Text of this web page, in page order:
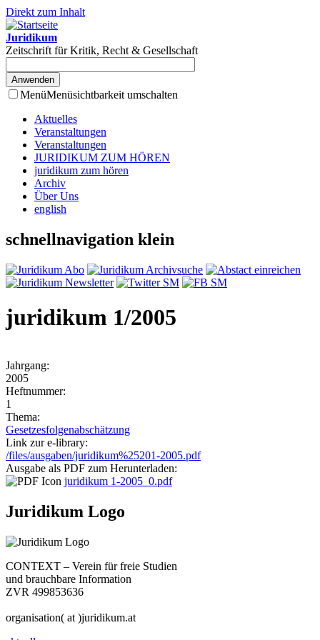
Direkt zum Inhalt
Juridikum
Zeitschrift für Kritik, Recht & Gesellschaft
MenüMenüsichtbarkeit umschalten
Aktuelles
Veranstaltungen
Veranstaltungen
JURIDIKUM ZUM HÖREN
juridikum zum hören
Archiv
Über Uns
english
schnellnavigation klein
juridikum 1/2005
Jahrgang:
2005
Heftnummer:
1
Thema:
Gesetzesfolgenabschätzung
Link zur e-library:
/files/ausgaben/juridikum%25201-2005.pdf
Ausgabe als PDF zum Herunterladen:
juridikum 1-2005_0.pdf
Juridikum Logo
CONTEXT – Verein für freie Studien
und brauchbare Information
ZVR 499853636
organisation( at )juridikum.at